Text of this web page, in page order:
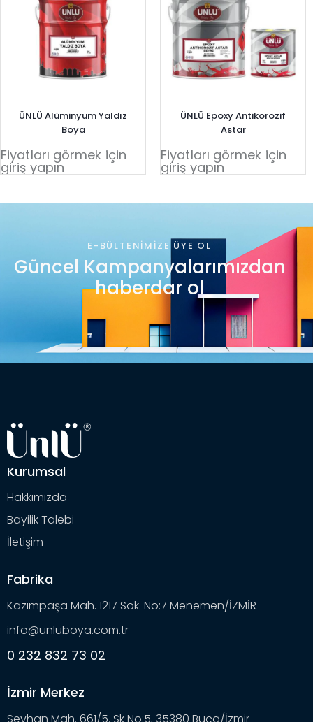
ÜNLÜ Alüminyum Yaldız
Boya
Fiyatları görmek için
giriş yapın
ÜNLÜ Epoxy Antikorozif
Astar
Fiyatları görmek için
giriş yapın
E-BÜLTENIMIZE ÜYE OL
Güncel Kampanyalarımızdan
haberdar ol
Kurumsal
Hakkımızda
Bayilik Talebi
İletişim
Fabrika
Kazımpaşa Mah. 1217 Sok. No:7 Menemen/İZMİR
info@unluboya.com.tr
0 232 832 73 02
İzmir Merkez